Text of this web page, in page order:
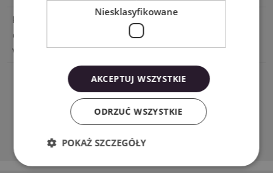
Podmiot
odpowiedzialny
w UE
Cricut Germany GmbH Bleichstr. 8-
10, 40211 Düsseldorf, Germany
tel8000008389 support@cricut.com
Pobierz PDF
Niesklasyfikowane
AKCEPTUJ WSZYSTKIE
ODRZUĆ WSZYSTKIE
POKAŻ SZCZEGÓŁY